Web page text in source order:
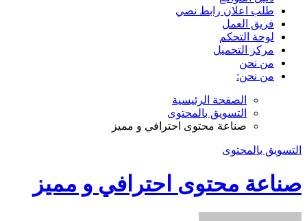
طلب اعلان رابط نصي
فريق العمل
لوحة التحكم
مركز التحميل
من نحن
من نحن:
الصفحة الرئيسية
التسويق بالمحتوى
صناعة محتوى احترافي و مميز
التسويق بالمحتوى
صناعة محتوى احترافي و مميز